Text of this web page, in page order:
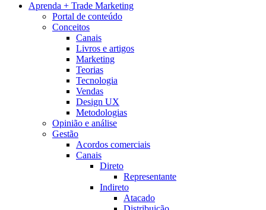
Aprenda + Trade Marketing
Portal de conteúdo
Conceitos
Canais
Livros e artigos
Marketing
Teorias
Tecnologia
Vendas
Design UX
Metodologias
Opinião e análise
Gestão
Acordos comerciais
Canais
Direto
Representante
Indireto
Atacado